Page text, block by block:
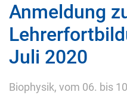
Anmeldung
Juli 2020
Biophysik, vom 06. bis